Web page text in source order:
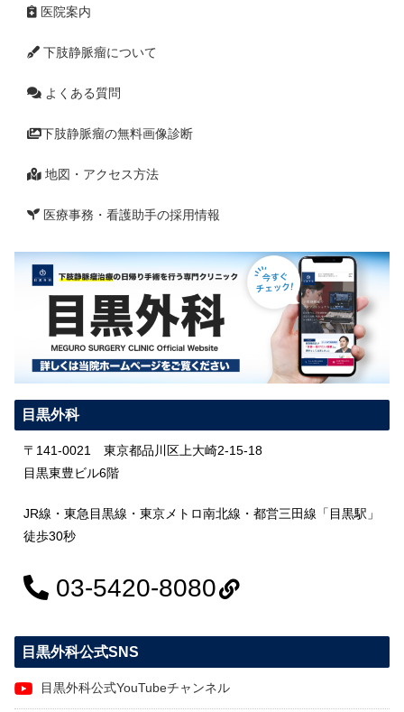
医院案内
下肢静脈瘤について
よくある質問
下肢静脈瘤の無料画像診断
地図・アクセス方法
医療事務・看護助手の採用情報
目黒外科
〒141-0021 東京都品川区上大崎2-15-18
目黒東豊ビル6階
JR線・東急目黒線・東京メトロ南北線・都営三田線「目黒駅」
徒歩30秒
03-5420-8080
目黒外科公式SNS
目黒外科公式YouTubeチャンネル